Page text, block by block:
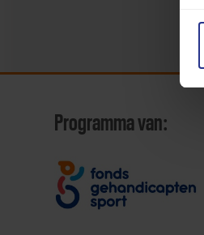
Programma van: